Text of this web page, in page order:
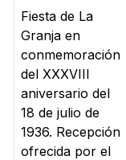
Fiesta de La
Granja en
conmemoración
del XXXVIII
aniversario del
18 de julio de
1936. Recepción
ofrecida por el